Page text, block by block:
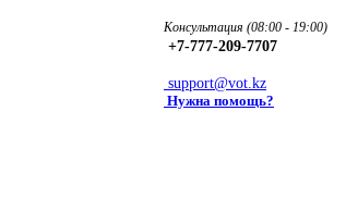
Консультация (08:00 - 19:00)
+7-777-209-7707
support@vot.kz
Нужна помощь?